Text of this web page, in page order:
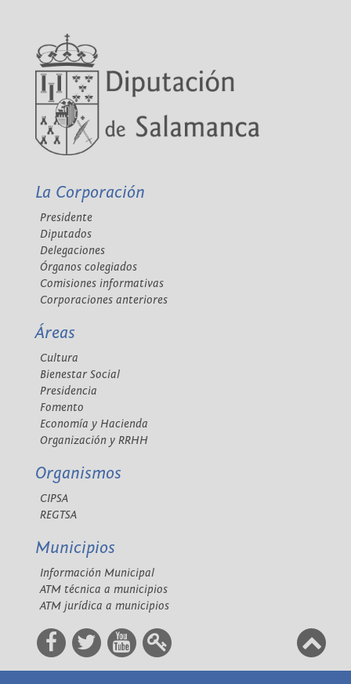
La Corporación
Presidente
Diputados
Delegaciones
Órganos colegiados
Comisiones informativas
Corporaciones anteriores
Áreas
Cultura
Bienestar Social
Presidencia
Fomento
Economía y Hacienda
Organización y RRHH
Organismos
CIPSA
REGTSA
Municipios
Información Municipal
ATM técnica a municipios
ATM jurídica a municipios